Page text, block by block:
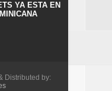
YA ESTA EN
Distributed by: